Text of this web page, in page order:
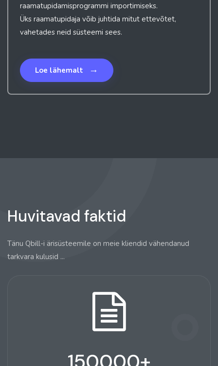
raamatupidamisprogrammi importimiseks.
Üks raamatupidaja võib juhtida mitut ettevõtet,
vahetades neid süsteemi sees.
Loe lähemalt →
Huvitavad faktid
Tänu Qbill-i ärisüsteemile on meie kliendid vähendanud
tarkvara kulusid ...